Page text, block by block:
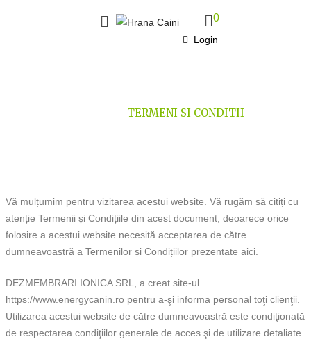
0
Login
TERMENI SI CONDITII
Vă mulțumim pentru vizitarea acestui website. Vă rugăm să citiți cu
atenție Termenii și Condițiile din acest document, deoarece orice
folosire a acestui website necesită acceptarea de către
dumneavoastră a Termenilor și Condițiilor prezentate aici.
DEZMEMBRARI IONICA SRL, a creat site-ul
https://www.energycanin.ro pentru a-şi informa personal toţi clienţii.
Utilizarea acestui website de către dumneavoastră este condiţionată
de respectarea condiţiilor generale de acces şi de utilizare detaliate